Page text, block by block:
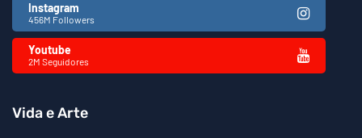
Instagram
456M Followers
Youtube
2M Seguidores
Vida e Arte